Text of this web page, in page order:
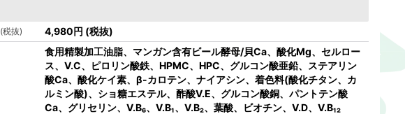
税抜) 4,980円 (税抜)
食用精製加工油脂、マンガン含有ビール酵母/貝Ca、酸化Mg、セルロー
ス、V.C、ピロリン酸鉄、HPMC、HPC、グルコン酸亜鉛、ステアリン
酸Ca、酸化ケイ素、β-カロテン、ナイアシン、着色料(酸化チタン、カ
ルミン酸)、ショ糖エステル、酢酸V.E、グルコン酸銅、パントテン酸
Ca、グリセリン、V.B₆、V.B₁、V.B₂、葉酸、ビオチン、V.D、V.B₁₂